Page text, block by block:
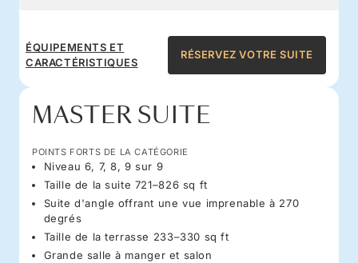
ÉQUIPEMENTS ET
CARACTÉRISTIQUES
RÉSERVEZ VOTRE SUITE
MASTER SUITE
POINTS FORTS DE LA CATÉGORIE
Niveau 6, 7, 8, 9 sur 9
Taille de la suite 721–826 sq ft
Suite d'angle offrant une vue imprenable à 270
degrés
Taille de la terrasse 233–330 sq ft
Grande salle à manger et salon